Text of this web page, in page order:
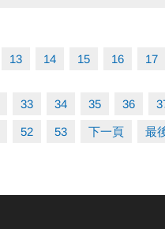
13 14 15 16 17
33 34 35 36
52 53 下一頁 最